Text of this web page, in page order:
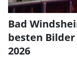
Bad
besten
2026